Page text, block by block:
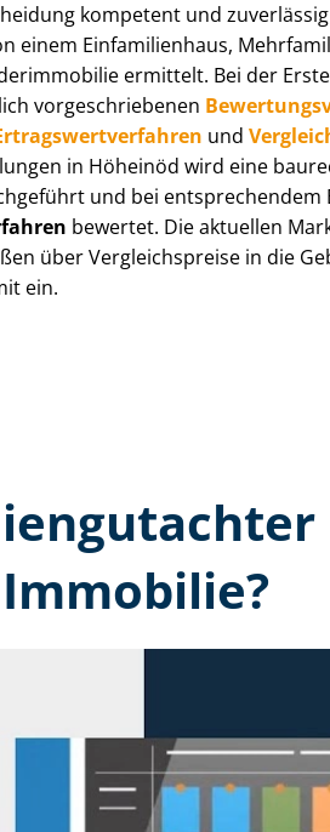
kompetent und
einem Einfamilienhaus,
ermittelt. Bei der
vor­ge­schrie­be­nen
und
in Höheinöd wird eine
und bei entsprechendem
bewertet. Die aktuellen
über Ver­gleichs­prei­se in die
ein.